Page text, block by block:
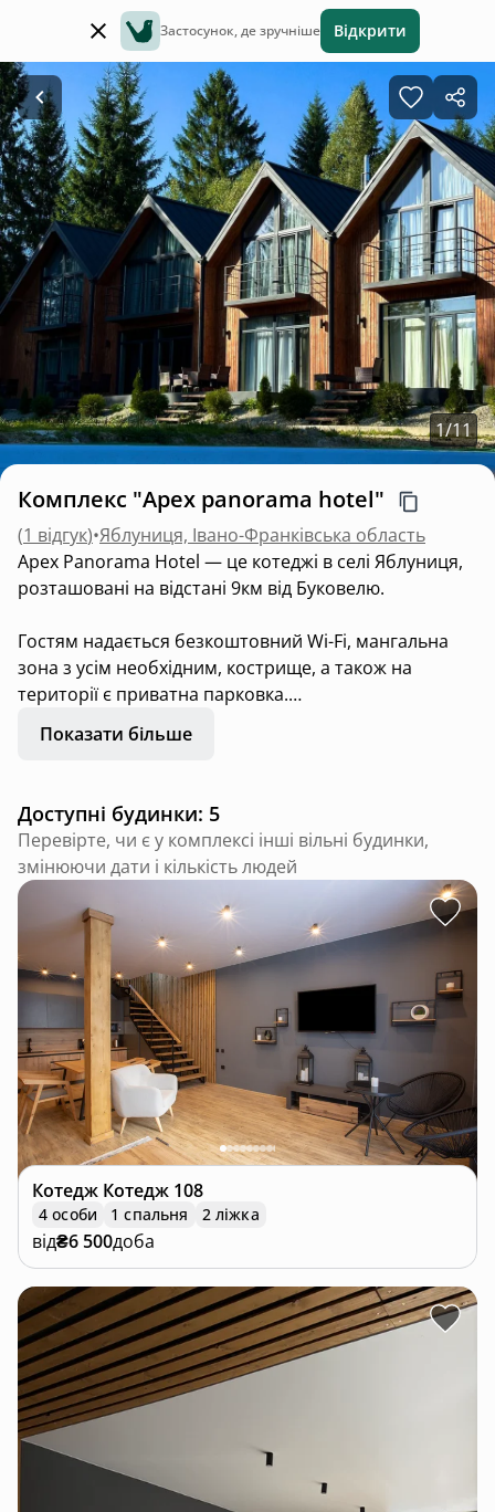
Застосунок, де зручніше Відкрити
1/11
Комплекс "Apex panorama hotel"
(1 відгук)•Яблуниця, Івано-Франківська область
Apex Panorama Hotel — це котеджі в селі Яблуниця,
розташовані на відстані 9км від Буковелю.
Гостям надається безкоштовний Wi-Fi, мангальна
зона з усім необхідним, кострище, а також на
території є приватна парковка.
Серед зручностей — вітальня зона, добре
ванною, безкоштовними туалетно-косметичними
засобами і феном. З тераси відкривається вид на
гори. У всіх варіантах розміщення є телевізор із
плоским екраном.
Також у помешканнях є холодильник, мікрохвильова
піч, плита та електричний чайник.
Для гостей, які хочуть дослідити околиці, є
можливість прогулятися горами, покататися на
лижах або замовити чани, які знаходяться поруч з
котеджами.
Показати більше
Доступні будинки: 5
Перевірте, чи є у комплексі інші вільні будинки,
змінюючи дати і кількість людей
Котедж Котедж 108
4 особи 1 спальня 2 ліжка
від₴6 500доба